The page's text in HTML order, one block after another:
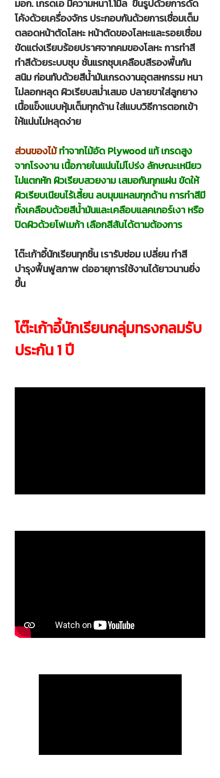
มอก. เกรดเอ มีความหนา1.1มิล ขึ้นรูปด้วยการดัด
โค้งด้วยเครื่องจักร ประกอบกันด้วยการเชื่อมเต็ม
ตลอดหน้าตัดโลหะ หน้าตัดของโลหะและรอยเชื่อม
ขัดแต่งเรียบร้อยปราศจากคมของโลหะ การทำสี
ทำสีด้วยระบบชุบ ชั้นแรกชุบเคลือบสีรองพื้นกัน
สนิม ก่อนทับด้วยสีน้ำมันเกรดงานอุตสหกรรม หนา
ไม่ลอกหลุด ผิวเรียบสม่ำเสมอ ปลายขาใส่ลูกยาง
เนื้อแข็งแบบหุ้มเต็มทุกด้าน ใส่แบบวิธีการตอกเข้า
ให้แน่นไม่หลุดง่าย
ส่วนของไม้ ทำจากไม้อัด Plywood แท้ เกรดสูง
จากโรงงาน เนื้อภายในแน่นไม่โปร่ง ลักษณะเหนียว
ไม่แตกหัก ผิวเรียบสวยงาม เสมอกันทุกแผ่น ขัดให้
ผิวเรียบเนียนไร้เสี้ยน ลบมุมแหลมทุกด้าน การทำสีมี
ทั้งเคลือบด้วยสีน้ำมันและเคลือบแลคเกอร์เงา หรือ
ปิดผิวด้วยโฟเมก้า เลือกสีสันได้ตามต้องการ
โต๊ะเก้าอี้นักเรียนทุกชิ้น เรารับซ่อม เปลี่ยน ทำสี
บำรุงฟื้นฟูสภาพ ต่ออายุการใช้งานได้ยาวนานยิ่ง
ขึ้น
โต๊ะเก้าอี้นักเรียนกลุ่มทรงกลมรับ
ประกัน 1 ปี